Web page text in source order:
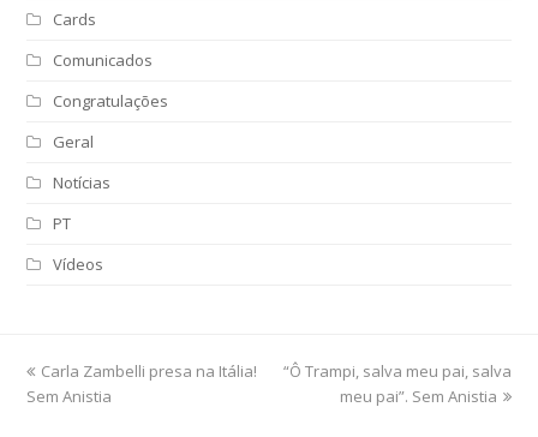
Cards
Comunicados
Congratulações
Geral
Notícias
PT
Vídeos
previous
post:
Carla Zambelli presa na Itália!
Sem Anistia
next
“Ô Trampi, salva meu pai, salva
meu pai”. Sem Anistia